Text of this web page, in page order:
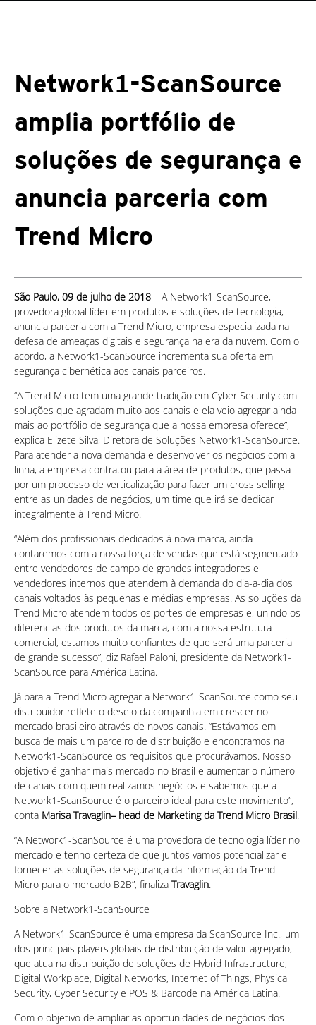
Network1-ScanSource
amplia portfólio de
soluções de segurança e
anuncia parceria com
Trend Micro
São Paulo, 09 de julho de 2018 – A Network1-ScanSource,
provedora global líder em produtos e soluções de tecnologia,
anuncia parceria com a Trend Micro, empresa especializada na
defesa de ameaças digitais e segurança na era da nuvem. Com o
acordo, a Network1-ScanSource incrementa sua oferta em
segurança cibernética aos canais parceiros.
“A Trend Micro tem uma grande tradição em Cyber Security com
soluções que agradam muito aos canais e ela veio agregar ainda
mais ao portfólio de segurança que a nossa empresa oferece”,
explica Elizete Silva, Diretora de Soluções Network1-ScanSource.
Para atender a nova demanda e desenvolver os negócios com a
linha, a empresa contratou para a área de produtos, que passa
por um processo de verticalização para fazer um cross selling
entre as unidades de negócios, um time que irá se dedicar
integralmente à Trend Micro.
“Além dos profissionais dedicados à nova marca, ainda
contaremos com a nossa força de vendas que está segmentado
entre vendedores de campo de grandes integradores e
vendedores internos que atendem à demanda do dia-a-dia dos
canais voltados às pequenas e médias empresas. As soluções da
Trend Micro atendem todos os portes de empresas e, unindo os
diferencias dos produtos da marca, com a nossa estrutura
comercial, estamos muito confiantes de que será uma parceria
de grande sucesso”, diz Rafael Paloni, presidente da Network1-
ScanSource para América Latina.
Já para a Trend Micro agregar a Network1-ScanSource como seu
distribuidor reflete o desejo da companhia em crescer no
mercado brasileiro através de novos canais. “Estávamos em
busca de mais um parceiro de distribuição e encontramos na
Network1-ScanSource os requisitos que procurávamos. Nosso
objetivo é ganhar mais mercado no Brasil e aumentar o número
de canais com quem realizamos negócios e sabemos que a
Network1-ScanSource é o parceiro ideal para este movimento”,
conta Marisa Travaglin– head de Marketing da Trend Micro Brasil.
“A Network1-ScanSource é uma provedora de tecnologia líder no
mercado e tenho certeza de que juntos vamos potencializar e
fornecer as soluções de segurança da informação da Trend
Micro para o mercado B2B”, finaliza Travaglin.
Sobre a Network1-ScanSource
A Network1-ScanSource é uma empresa da ScanSource Inc., um
dos principais players globais de distribuição de valor agregado,
que atua na distribuição de soluções de Hybrid Infrastructure,
Digital Workplace, Digital Networks, Internet of Things, Physical
Security, Cyber Security e POS & Barcode na América Latina.
Com o objetivo de ampliar as oportunidades de negócios dos